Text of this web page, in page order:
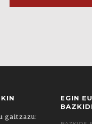
gaitzazu:
EGIN